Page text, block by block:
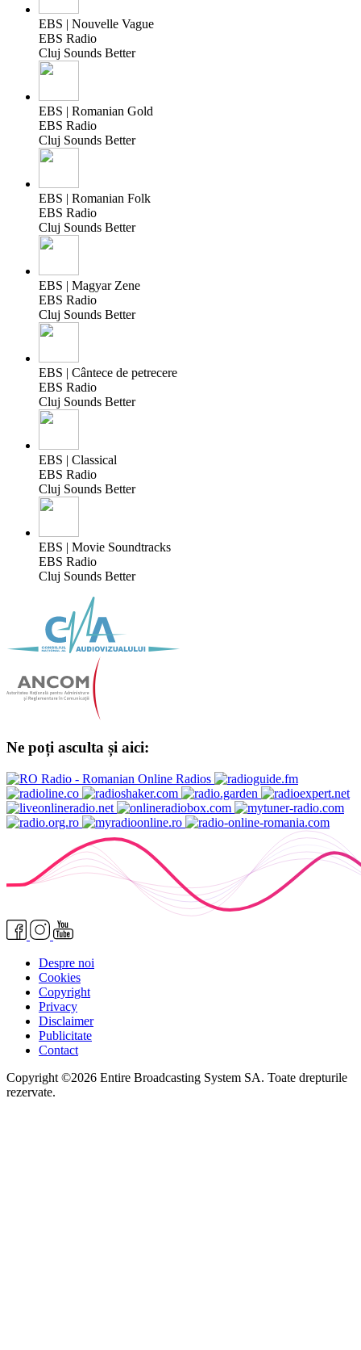
EBS | Nouvelle Vague
EBS Radio
Cluj Sounds Better
EBS | Romanian Gold
EBS Radio
Cluj Sounds Better
EBS | Romanian Folk
EBS Radio
Cluj Sounds Better
EBS | Magyar Zene
EBS Radio
Cluj Sounds Better
EBS | Cântece de petrecere
EBS Radio
Cluj Sounds Better
EBS | Classical
EBS Radio
Cluj Sounds Better
EBS | Movie Soundtracks
EBS Radio
Cluj Sounds Better
Ne poți asculta și aici:
Despre noi
Cookies
Copyright
Privacy
Disclaimer
Publicitate
Contact
Copyright ©2026 Entire Broadcasting System SA. Toate drepturile
rezervate.